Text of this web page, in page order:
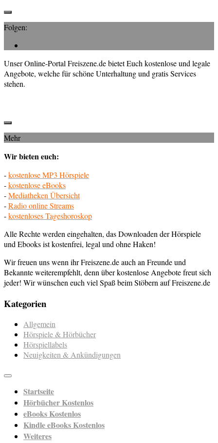
Folgen:
Unser Online-Portal Freiszene.de bietet Euch kostenlose und legale
Angebote, welche für schöne Unterhaltung und gratis Services
stehen.
Mehr
Wir bieten euch:
-kostenlose MP3 Hörspiele
-kostenlose eBooks
-Mediatheken Übersicht
-Radio online Streams
-kostenloses Tageshoroskop
Alle Rechte werden eingehalten, das Downloaden der Hörspiele
und Ebooks ist kostenfrei, legal und ohne Haken!
Wir freuen uns wenn ihr Freiszene.de auch an Freunde und
Bekannte weiterempfehlt, denn über kostenlose Angebote freut sich
jeder! Wir wünschen euch viel Spaß beim Stöbern auf Freiszene.de
Kategorien
Allgemein
Hörspiele & Hörbücher
Hörspiellabels
Neuigkeiten & Ankündigungen
Startseite
Hörbücher Kostenlos
eBooks Kostenlos
Kindle eBooks Kostenlos
Weiteres